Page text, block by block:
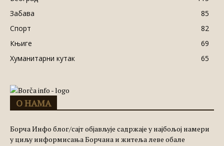
Забава
85
Спорт
82
Књиге
69
Хуманитарни кутак
65
О НАМА
Борча Инфо блог/сајт објављује садржаје у најбољој намери
у циљу информисања Борчана и житеља леве обале